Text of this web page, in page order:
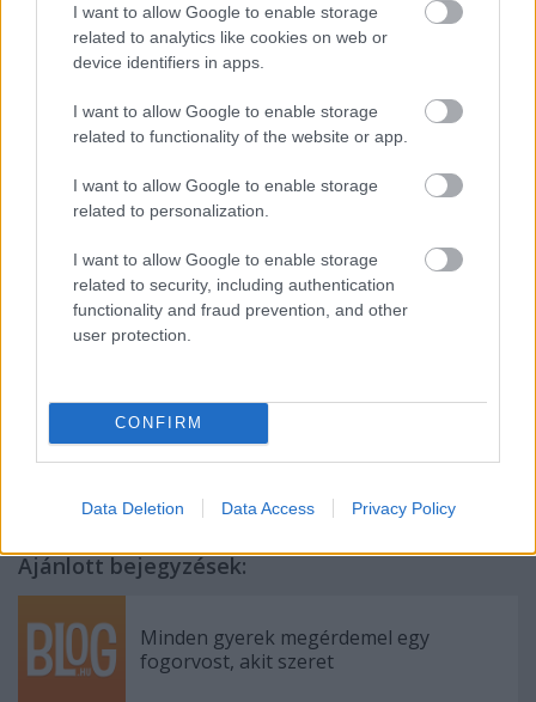
I want to allow Google to enable storage
related to analytics like cookies on web or
device identifiers in apps.
I want to allow Google to enable storage
related to functionality of the website or app.
I want to allow Google to enable storage
related to personalization.
I want to allow Google to enable storage
related to security, including authentication
functionality and fraud prevention, and other
user protection.
CONFIRM
Data Deletion Data Access Privacy Policy
Végül vegye figyelembe az adatvagyon stratégiai
értékét. Minden kampány, amelyet egy AI ügynökség
végrehajt, strukturált, elemezhető adatot generál,
amely az intézményi tudásbázis részévé válik. Idővel
ez egy propriétárius intelligencia vagyont teremt –
ügyfelek, piacok és csatornák megértését – amelyet
a versenytársak nem tudnak könnyen replikálni. Ez
az adat-árok egyre értékesebbé válik, ahogy az AI
képességek fejlődnek, a marketinget
költségközpontból stratégiai differenciálóvá
alakítva.
Hagyományos Marketing Ügynökség: Melyik Szállít Jobb
ROI-t?
Ajánlott bejegyzések:
Minden gyerek megérdemel egy
fogorvost, akit szeret